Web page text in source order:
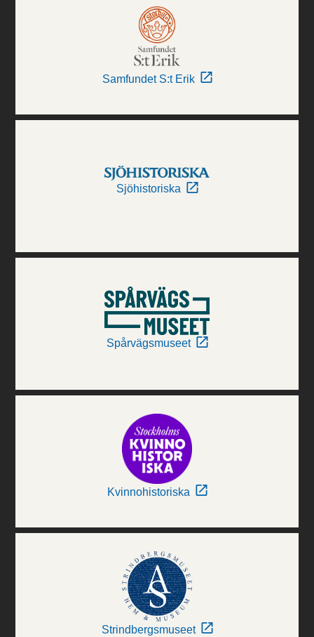
Samfundet S:t Erik
Sjöhistoriska
Spårvägsmuseet
Kvinnohistoriska
Strindbergsmuseet